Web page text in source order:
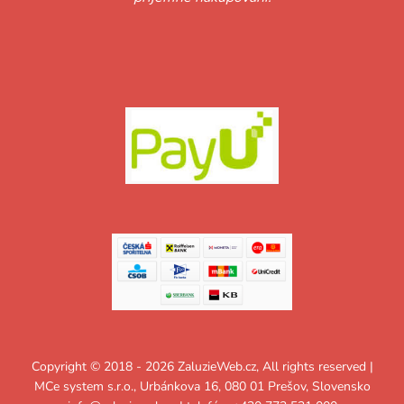
Copyright © 2018 - 2026 ZaluzieWeb.cz, All rights reserved |
MCe system s.r.o., Urbánkova 16, 080 01 Prešov, Slovensko